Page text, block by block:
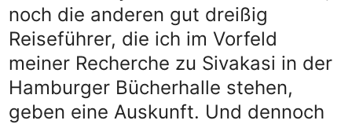
noch die anderen gut dreißig
Reiseführer, die ich im Vorfeld
meiner Recherche zu Sivakasi in der
Hamburger Bücherhalle stehen,
geben eine Auskunft. Und dennoch